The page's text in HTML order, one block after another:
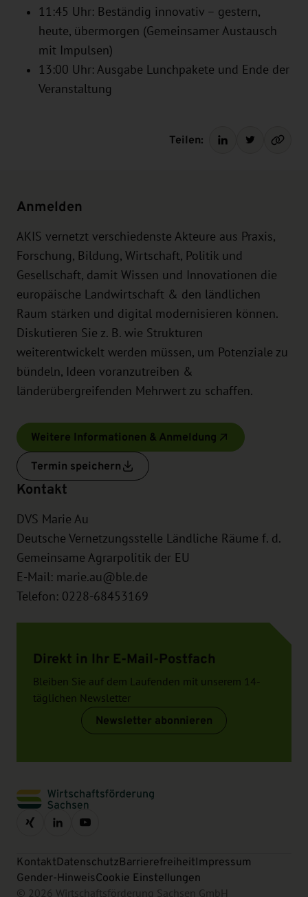
11:45 Uhr: Beständig innovativ – gestern,
heute, übermorgen (Gemeinsamer Austausch
mit Impulsen)
13:00 Uhr: Ausgabe Lunchpakete und Ende der
Veranstaltung
Teilen:
Anmelden
AKIS vernetzt verschiedenste Akteure aus Praxis,
Forschung, Bildung, Wirtschaft, Politik und
Gesellschaft, damit Wissen und Innovationen die
europäische Landwirtschaft & den ländlichen
Raum stärken und digital modernisieren können.
Diskutieren Sie z. B. wie Strukturen
weiterentwickelt werden müssen, um Potenziale zu
bündeln, Ideen voranzutreiben &
länderübergreifenden Mehrwert zu schaffen.
Weitere Informationen & Anmeldung
Termin speichern
Kontakt
DVS Marie Au
Deutsche Vernetzungsstelle Ländliche Räume f. d.
Gemeinsame Agrarpolitik der EU
E-Mail: marie.au@ble.de
Telefon: 0228-68453169
Direkt in Ihr E-Mail-Postfach
Bleiben Sie auf dem Laufenden mit unserem 14-
täglichen Newsletter
Newsletter abonnieren
KontaktDatenschutzBarrierefreiheitImpressum
Gender-HinweisCookie Einstellungen
© 2026 Wirtschaftsförderung Sachsen GmbH